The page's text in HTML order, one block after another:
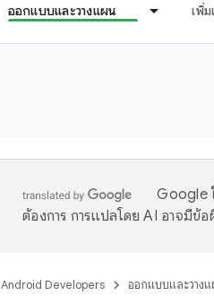
ออกแบบและวางแผน เพิ่ม
Google
ต้องการ การแปลโดย AI อาจมีข้
Android Developers ออกแบบและวาง